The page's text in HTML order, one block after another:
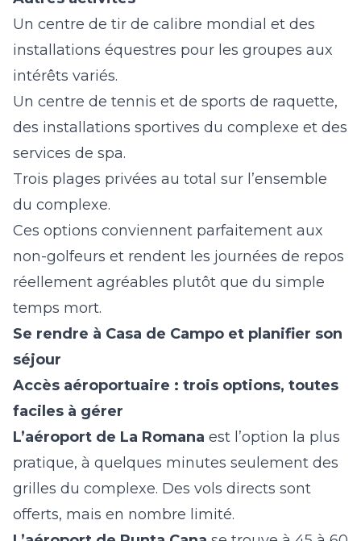
Un centre de tir de calibre mondial et des
installations équestres pour les groupes aux
intérêts variés.
Un centre de tennis et de sports de raquette,
des installations sportives du complexe et des
services de spa.
Trois plages privées au total sur l’ensemble
du complexe.
Ces options conviennent parfaitement aux
non-golfeurs et rendent les journées de repos
réellement agréables plutôt que du simple
temps mort.
Se rendre à Casa de Campo et planifier son
séjour
Accès aéroportuaire : trois options, toutes
faciles à gérer
L’aéroport de La Romana est l’option la plus
pratique, à quelques minutes seulement des
grilles du complexe. Des vols directs sont
offerts, mais en nombre limité.